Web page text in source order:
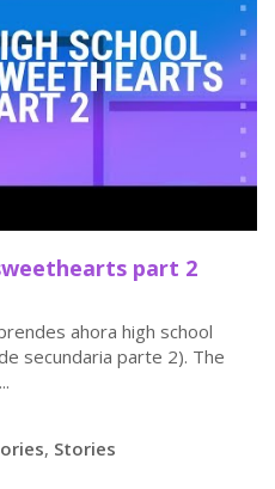
part 2
ahora high school
secundaria parte 2). The
, Stories